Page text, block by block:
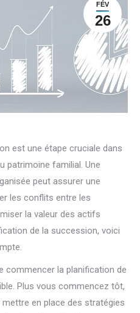
FÉV
26
est une étape cruciale dans
patrimoine familial. Une
peut assurer une
les conflits entre les
la valeur des actifs
de la succession, voici
commencer la planification de
Plus vous commencez tôt,
en place des stratégies